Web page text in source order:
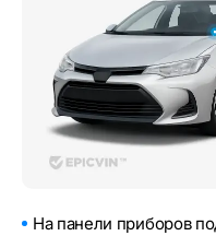
На панели приборов